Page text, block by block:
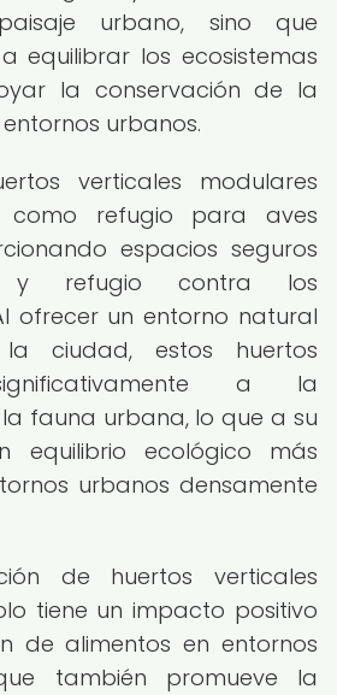
urbano, sino que
equilibrar los ecosistemas
la conservación de la
urbanos.
verticales modulares
como refugio para aves
espacios seguros
y refugio contra los
ofrecer un entorno natural
ciudad, estos huertos
a la
fauna urbana, lo que a su
equilibrio ecológico más
urbanos densamente
de huertos verticales
tiene un impacto positivo
de alimentos en entornos
también promueve la